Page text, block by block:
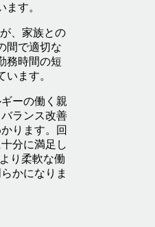
す。
、家族との
間で適切な
務時間の短
ます。
ーの働く親
ランス改善
ります。回
分に満足し
り柔軟な働
かになりま